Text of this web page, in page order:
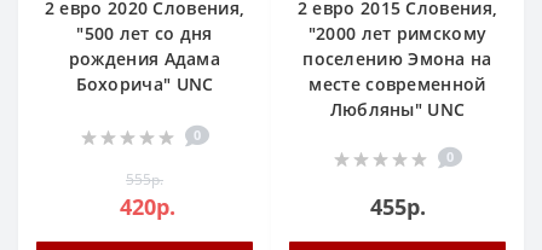
2 евро 2020 Словения,
"500 лет со дня
рождения Адама
Бохорича" UNC
0
555р.
420р.
2 евро 2015 Словения,
"2000 лет римскому
поселению Эмона на
месте современной
Любляны" UNC
0
455р.